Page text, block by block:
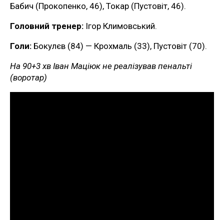
Бабич (Прокопенко, 46), Токар (Пустовіт, 46).
Головний тренер: Ігор Климовський.
Голи: Бокулєв (84) — Крохмаль (33), Пустовіт (70).
На 90+3 хв Іван Маціюк не реалізував пенальті
(воротар)